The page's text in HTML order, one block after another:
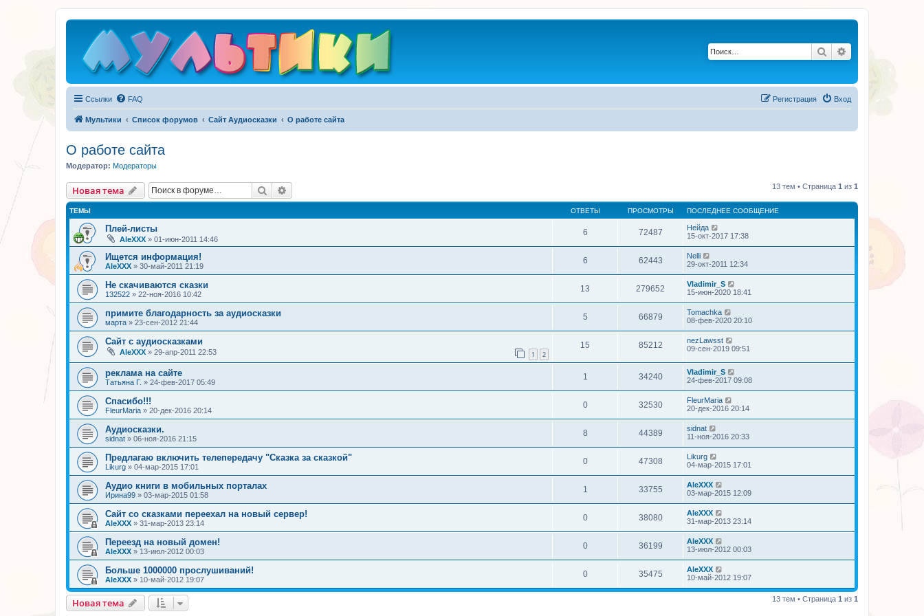
Поиск
Ссылки FAQ Вход
Регистрация
Мультики Список форумов Сайт Аудиосказки О работе сайта
О работе сайта
Модератор: Модераторы
Новая тема Поиск 13 тем • Страница 1 из 1
ТЕМЫ ОТВЕТЫ ПРОСМОТРЫ ПОСЛЕДНЕЕ СООБЩЕНИЕ
Плей-листы
AleXXX » 01-июн-2011 14:46
6 72487
Нейда
15-окт-2017 17:38
Ищется информация!
AleXXX » 30-май-2011 21:19
6 62443
Nelli
29-окт-2011 12:34
Не скачиваются сказки
132522 » 22-ноя-2016 10:42
13 279652
Vladimir_S
15-июн-2020 18:41
примите благодарность за аудиосказки
марта » 23-сен-2012 21:44
5 66879
Tomachka
08-фев-2020 20:10
Сайт с аудиосказками
AleXXX » 29-апр-2011 22:53 1 2
15 85212
nezLawsst
09-сен-2019 09:51
реклама на сайте
Татьяна Г. » 24-фев-2017 05:49
1 34240
Vladimir_S
24-фев-2017 09:08
Спасибо!!!
FleurMaria » 20-дек-2016 20:14
0 32530
FleurMaria
20-дек-2016 20:14
Аудиосказки.
sidnat » 06-ноя-2016 21:15
8 44389
sidnat
11-ноя-2016 20:33
Предлагаю включить телепередачу "Сказка за сказкой"
Likurg » 04-мар-2015 17:01
0 47308
Likurg
04-мар-2015 17:01
Аудио книги в мобильных порталах
Ирина99 » 03-мар-2015 01:58
1 33755
AleXXX
03-мар-2015 12:09
Сайт со сказками переехал на новый сервер!
AleXXX » 31-мар-2013 23:14
0 38080
AleXXX
31-мар-2013 23:14
Переезд на новый домен!
AleXXX » 13-июл-2012 00:03
0 36199
AleXXX
13-июл-2012 00:03
Больше 1000000 прослушиваний!
AleXXX » 10-май-2012 19:07
0 35475
AleXXX
10-май-2012 19:07
Новая тема 13 тем • Страница 1 из 1